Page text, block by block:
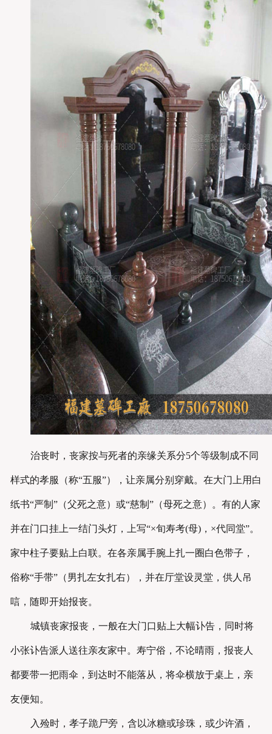
治丧时，丧家按与死者的亲缘关系分5个等级制成不同
样式的孝服（称“五服”），让亲属分别穿戴。在大门上用白
纸书“严制”（父死之意）或“慈制”（母死之意）。有的人家
并在门口挂上一结门头灯，上写“×旬寿考(母)，×代同堂”。
家中柱子要贴上白联。在各亲属手腕上扎一圈白色带子，
俗称“手带”（男扎左女扎右），并在厅堂设灵堂，供人吊
唁，随即开始报丧。
城镇丧家报丧，一般在大门口贴上大幅讣告，同时将
小张讣告派人送往亲友家中。寿宁俗，不论晴雨，报丧人
都要带一把雨伞，到达时不能落从，将伞横放于桌上，亲
友便知。
入殓时，孝子跪尸旁，含以冰糖或珍珠，或少许酒，